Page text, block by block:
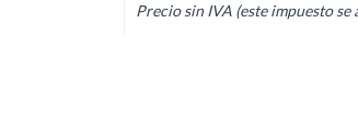
Precio sin IVA (este impuesto